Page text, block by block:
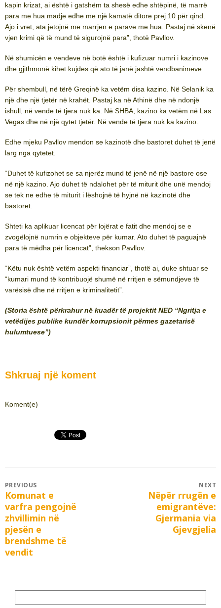
kapin krizat, ai është i gatshëm ta shesë edhe shtëpinë, të marrë
para me hua madje edhe me një kamatë ditore prej 10 për qind.
Ajo i vret, ata jetojnë me marrjen e parave me hua. Pastaj në skenë
vjen krimi që të mund të sigurojnë para”, thotë Pavllov.
Në shumicën e vendeve në botë është i kufizuar numri i kazinove
dhe gjithmonë kihet kujdes që ato të janë jashtë vendbanimeve.
Për shembull, në tërë Greqinë ka vetëm disa kazino. Në Selanik ka
një dhe një tjetër në krahët. Pastaj ka në Athinë dhe në ndonjë
ishull, në vende të tjera nuk ka. Në SHBA, kazino ka vetëm në Las
Vegas dhe në një qytet tjetër. Në vende të tjera nuk ka kazino.
Edhe mjeku Pavllov mendon se kazinotë dhe bastoret duhet të jenë
larg nga qytetet.
“Duhet të kufizohet se sa njerëz mund të jenë në një bastore ose
në një kazino. Ajo duhet të ndalohet për të miturit dhe unë mendoj
se tek ne edhe të miturit i lëshojnë të hyjnë në kazinotë dhe
bastoret.
Shteti ka aplikuar licencat për lojërat e fatit dhe mendoj se e
zvogëlojnë numrin e objekteve për kumar. Ato duhet të paguajnë
para të mëdha për licencat”, thekson Pavllov.
“Këtu nuk është vetëm aspekti financiar”, thotë ai, duke shtuar se
“kumari mund të kontribuojë shumë në rritjen e sëmundjeve të
varësisë dhe në rritjen e kriminalitetit”.
(Storia është përkrahur në kuadër të projektit NED “Ngritja e
vetëdijes publike kundër korrupsionit përmes gazetarisë
hulumtuese”)
Shkruaj një koment
Koment(e)
Post
navigation
PREVIOUS
Previous
post:
Komunat e
varfra pengojnë
zhvillimin në
pjesën e
brendshme të
vendit
NEXT
Next
post:
Nëpër rrugën e
emigrantëve:
Gjermania via
Gjevgjelia
for: